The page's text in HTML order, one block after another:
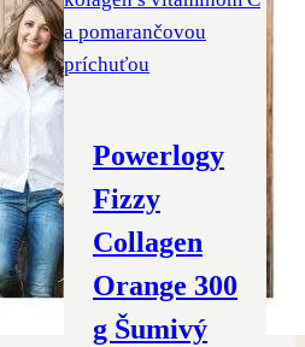
Powerlogy
Fizzy
Collagen
Orange 300
g Šumivý